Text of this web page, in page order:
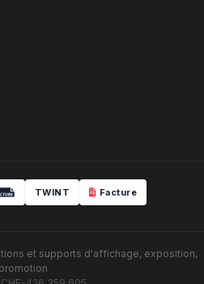
TWINT Facture
et supports d'affichage, exposition,
promotion